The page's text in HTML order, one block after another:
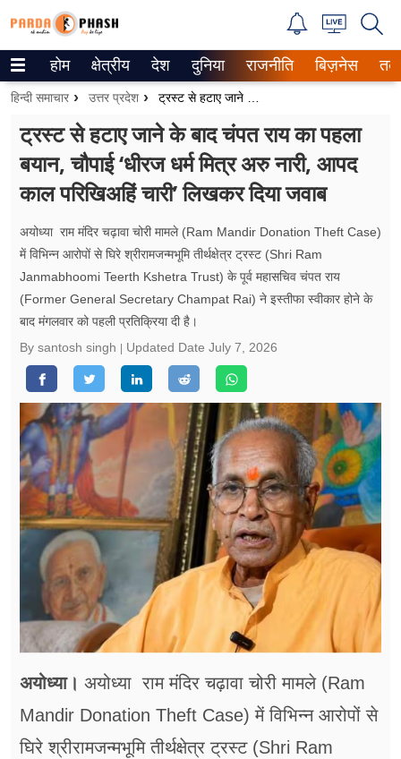
Trending on Google News
वेब स्टोरीज
उत्तर प्रदेश
गैलरी
वीडियो
रिलेशनशिप
जीवन मंत्रा
फूड
सेहत
ब्‍यूटी
जॉब्स
शिक्षा
अन्य खबरें
होम क्षेत्रीय देश दुनिया राजनीति बिज़नेस
हिन्दी समाचार उत्तर प्रदेश
ट्रस्ट से हटाए जाने के बाद चंपत राय का पहला
बयान, चौपाई ‘धीरज धर्म मित्र अरु नारी, आपद
काल परिखिअहिं चारी’ लिखकर दिया जवाब
अयोध्या राम मंदिर चढ़ावा चोरी मामले (Ram Mandir Donation Theft Case)
में विभिन्न आरोपों से घिरे श्रीरामजन्मभूमि तीर्थक्षेत्र ट्रस्ट (Shri Ram
Janmabhoomi Teerth Kshetra Trust) के पूर्व महासचिव चंपत राय
(Former General Secretary Champat Rai) ने इस्तीफा स्वीकार होने के
बाद मंगलवार को पहली प्रतिक्रिया दी है।
By santosh singh
Updated Date July 7, 2026
अयोध्या। अयोध्या राम मंदिर चढ़ावा चोरी मामले (Ram
Mandir Donation Theft Case) में विभिन्न आरोपों से
घिरे श्रीरामजन्मभूमि तीर्थक्षेत्र ट्रस्ट (Shri Ram